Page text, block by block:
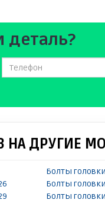
деталь?
ДРУГИЕ
Болты
Болты
Болты